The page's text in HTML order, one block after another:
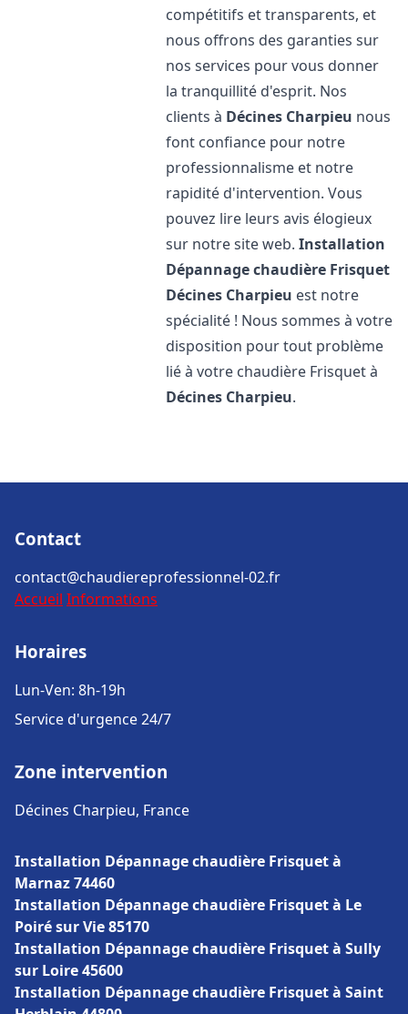
compétitifs et transparents, et
nous offrons des garanties sur
nos services pour vous donner
la tranquillité d'esprit. Nos
clients à Décines Charpieu nous
font confiance pour notre
professionnalisme et notre
rapidité d'intervention. Vous
pouvez lire leurs avis élogieux
sur notre site web.Installation
Dépannage chaudière Frisquet
Décines Charpieu est notre
spécialité ! Nous sommes à votre
disposition pour tout problème
lié à votre chaudière Frisquet à
Décines Charpieu.
Contact
contact@chaudiereprofessionnel-02.fr
Accueil Informations
Horaires
Lun-Ven: 8h-19h
Service d'urgence 24/7
Zone intervention
Décines Charpieu, France
Installation Dépannage chaudière Frisquet à
Marnaz 74460
Installation Dépannage chaudière Frisquet à Le
Poiré sur Vie 85170
Installation Dépannage chaudière Frisquet à Sully
sur Loire 45600
Installation Dépannage chaudière Frisquet à Saint